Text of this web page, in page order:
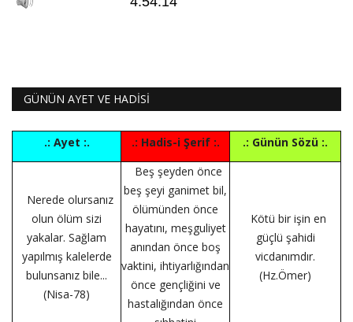
GÜNÜN AYET VE HADİSİ
.: Ayet :. .: Hadis-i Şerif :. .: Günün Sözü :.
Nerede olursanız
olun ölüm sizi
yakalar. Sağlam
yapılmış kalelerde
bulunsanız bile...
(Nisa-78)
Beş şeyden önce
beş şeyi ganimet bil,
ölümünden önce
hayatını, meşguliyet
anından önce boş
vaktini, ihtiyarlığından
önce gençliğini ve
hastalığından önce
Kötü bir işin en
güçlü şahidi
vicdanımdır.
(Hz.Ömer)